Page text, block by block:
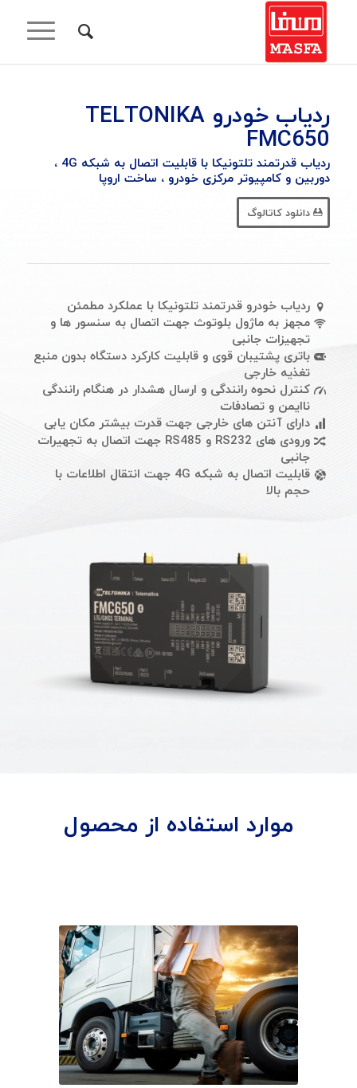
ردیاب خودرو TELTONIKA
FMC650
ردیاب قدرتمند تلتونیکا با قابلیت اتصال به شبکه 4G ،
دوربین و کامپیوتر مرکزی خودرو ، ساخت اروپا
دانلود کاتالوگ
ردیاب خودرو قدرتمند تلتونیکا با عملکرد مطمئن
مجهز به ماژول بلوتوث جهت اتصال به سنسور ها و
تجهیزات جانبی
باتری پشتیبان قوی و قابلیت کارکرد دستگاه بدون منبع
تغذیه خارجی
کنترل نحوه رانندگی و ارسال هشدار در هنگام رانندگی
ناایمن و تصادفات
دارای آنتن های خارجی جهت قدرت بیشتر مکان یابی
ورودی های RS232 و RS485 جهت اتصال به تجهیرات
جانبی
قابلیت اتصال به شبکه 4G جهت انتقال اطلاعات با
حجم بالا
موارد استفاده از محصول